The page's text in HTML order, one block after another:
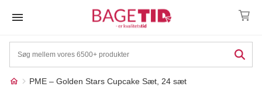
PME – Golden Stars Cupcake Sæt, 24 sæt